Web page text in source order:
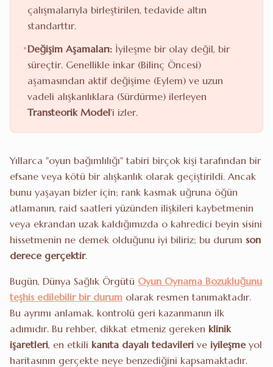
çalışmalarıyla birleştirilen, tedavide altın
standarttır.
•Değişim Aşamaları: İyileşme bir olay değil, bir
süreçtir. Genellikle inkar (Bilinç Öncesi)
aşamasından aktif değişime (Eylem) ve uzun
vadeli alışkanlıklara (Sürdürme) ilerleyen
Transteorik Model'i izler.
Yıllarca "oyun bağımlılığı" tabiri birçok kişi tarafından bir
efsane veya kötü bir alışkanlık olarak geçiştirildi. Ancak
bunu yaşayan bizler için; rank kasmak uğruna öğün
atlamanın, raid saatleri yüzünden ilişkileri kaybetmenin
veya ekrandan uzak kaldığımızda o kahredici beyin sisini
hissetmenin ne demek olduğunu iyi biliriz; bu durum son
derece gerçektir.
Bugün, Dünya Sağlık Örgütü Oyun Oynama Bozukluğunu
teşhis edilebilir bir durum olarak resmen tanımaktadır.
Bu ayrımı anlamak, kontrolü geri kazanmanın ilk
adımıdır. Bu rehber, dikkat etmeniz gereken klinik
işaretleri, en etkili kanıta dayalı tedavileri ve iyileşme yol
haritasının gerçekte neye benzediğini kapsamaktadır.